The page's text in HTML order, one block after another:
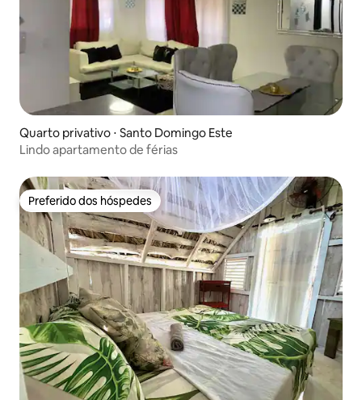
Quarto privativo ⋅ Santo Domingo Este
Lindo apartamento de férias
Preferido dos hóspedes
Preferido dos hóspedes